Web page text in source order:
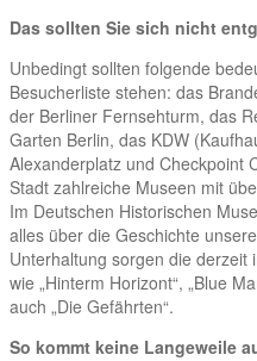
Das sollten Sie sich nicht
Unbedingt sollten folgende
Besucherliste stehen: das
der Berliner Fernsehturm, das
Garten Berlin, das KDW
Alexanderplatz und Checkpoint
Stadt zahlreiche Museen mit
Im Deutschen Historischen
alles über die Geschichte
Unterhaltung sorgen die derzeit
wie „Hinterm Horizont“, „Blue
auch „Die Gefährten“.
So kommt keine Langeweile